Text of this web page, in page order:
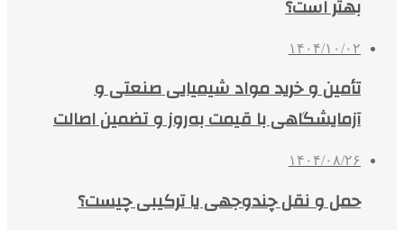
بهتر است؟
۱۴۰۴/۱۰/۰۲
تأمین و خرید مواد شیمیایی صنعتی و
آزمایشگاهی با قیمت به‌روز و تضمین اصالت
۱۴۰۴/۰۸/۲۶
حمل و نقل چندوجهی یا ترکیبی چیست؟